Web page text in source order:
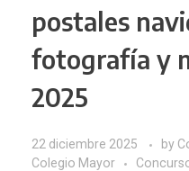
postales
fotografía y
2025
22 diciembre 2025 by
Colegio Mayor